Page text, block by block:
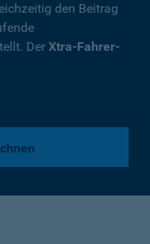
den Beitrag
Der Xtra-Fahrer-